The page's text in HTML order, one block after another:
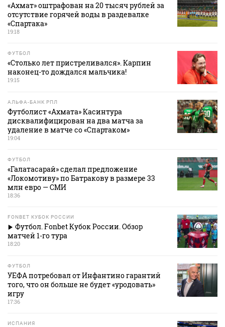
«Ахмат» оштрафован на 20 тысяч рублей за
отсутствие горячей воды в раздевалке
«Спартака»
19:18
ФУТБОЛ
«Столько лет пристреливался». Карпин
наконец-то дождался мальчика!
19:15
АЛЬФА-БАНК РПЛ
Футболист «Ахмата» Касинтура
дисквалифицирован на два матча за
удаление в матче со «Спартаком»
19:04
ФУТБОЛ
«Галатасарай» сделал предложение
«Локомотиву» по Батракову в размере 33
млн евро — СМИ
18:36
FONBET КУБОК РОССИИ
Футбол. Fonbet Кубок России. Обзор
матчей 1-го тура
18:20
ФУТБОЛ
УЕФА потребовал от Инфантино гарантий
того, что он больше не будет «уродовать»
игру
17:36
ИСПАНИЯ